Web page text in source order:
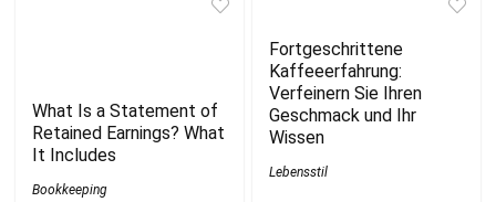
What Is a Statement of
Retained Earnings? What
It Includes
Bookkeeping
Fortgeschrittene
Kaffeeerfahrung:
Verfeinern Sie Ihren
Geschmack und Ihr
Wissen
Lebensstil